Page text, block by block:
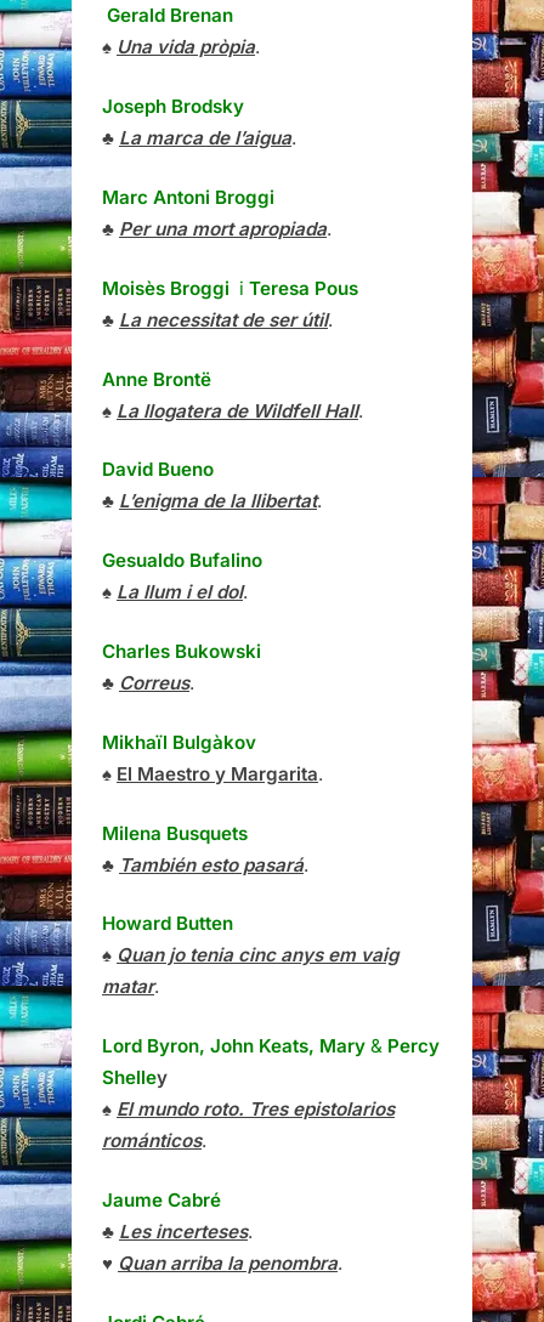
Gerald Brenan
♠ Una vida pròpia.
Joseph Brodsky
♣ La marca de l’aigua.
Marc Antoni Broggi
♣ Per una mort apropiada.
Moisès Broggi i Teresa Pous
♣ La necessitat de ser útil.
Anne Brontë
♠ La llogatera de Wildfell Hall.
David Bueno
♣ L’enigma de la llibertat.
Gesualdo Bufalino
♠ La llum i el dol.
Charles Bukowski
♣ Correus.
Mikhaïl Bulgàkov
♠ El Maestro y Margarita.
Milena Busquets
♣ También esto pasará.
Howard Butten
♠ Quan jo tenia cinc anys em vaig
matar.
Lord Byron, John Keats, Mary & Percy
Shelley
♠ El mundo roto. Tres epistolarios
románticos.
Jaume Cabré
♣ Les incerteses.
♥ Quan arriba la penombra.